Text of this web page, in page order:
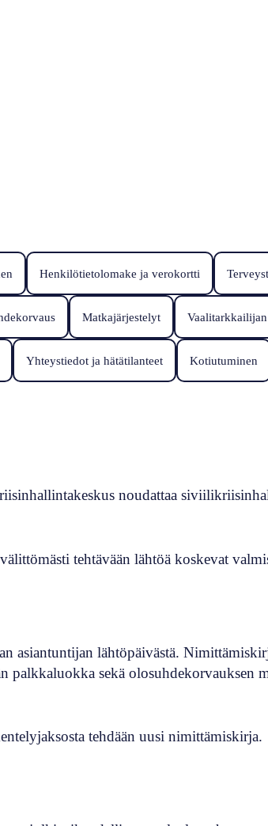
Henkilötietolomake ja verokortti
Matkajärjestelyt
Yhteystiedot ja hätätilanteet Kotiutuminen
noudattaa
tehtävään lähtöä koskevat
lähtöpäivästä.
sekä olosuhdekorvauksen
tehdään uusi nimittämiskirja.